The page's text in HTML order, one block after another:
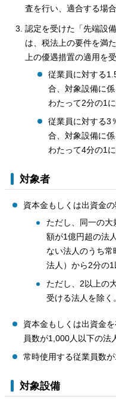
査を行い、適合する場
認定を受けた「先端設
は、税法上の要件を満
上の優遇措置の適用を
従業員に対する
合、対象設備に
わたって2分の1
従業員に対する3
合、対象設備に
わたって4分の1
対象者
資本金もしくは出資金
ただし、同一の
額が1億円超の法
ない法人のうち
法人）から2分の1
ただし、2以上の
受ける法人を除く
資本金もしくは出資金
員数が1,000人以下の法
常時使用する従業員数
対象設備